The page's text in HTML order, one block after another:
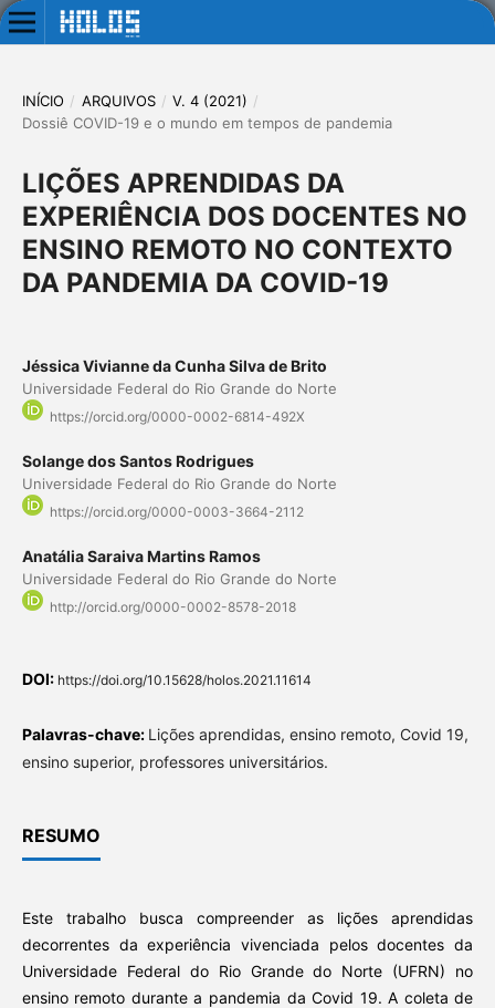
INÍCIO / ARQUIVOS / V. 4 (2021) /
Dossiê COVID-19 e o mundo em tempos de pandemia
LIÇÕES APRENDIDAS DA
EXPERIÊNCIA DOS DOCENTES NO
ENSINO REMOTO NO CONTEXTO
DA PANDEMIA DA COVID-19
Jéssica Vivianne da Cunha Silva de Brito
Universidade Federal do Rio Grande do Norte
https://orcid.org/0000-0002-6814-492X
Solange dos Santos Rodrigues
Universidade Federal do Rio Grande do Norte
https://orcid.org/0000-0003-3664-2112
Anatália Saraiva Martins Ramos
Universidade Federal do Rio Grande do Norte
http://orcid.org/0000-0002-8578-2018
DOI: https://doi.org/10.15628/holos.2021.11614
Palavras-chave: Lições aprendidas, ensino remoto, Covid 19,
ensino superior, professores universitários.
RESUMO
Este trabalho busca compreender as lições aprendidas
decorrentes da experiência vivenciada pelos docentes da
Universidade Federal do Rio Grande do Norte (UFRN) no
ensino remoto durante a pandemia da Covid 19. A coleta de